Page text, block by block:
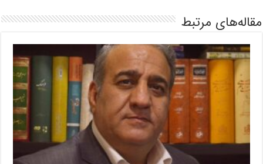
مقاله‌های مرتبط